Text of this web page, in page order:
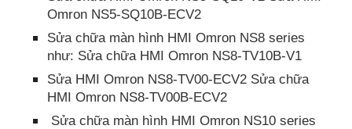
Omron NS5-SQ10B-ECV2
Sửa chữa màn hình HMI Omron NS8 series
như: Sửa chữa HMI Omron NS8-TV10B-V1
Sửa HMI Omron NS8-TV00-ECV2 Sửa chữa
HMI Omron NS8-TV00B-ECV2
Sửa chữa màn hình HMI Omron NS10 series